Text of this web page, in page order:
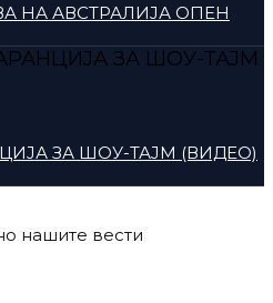
НА АВСТРАЛИЈА ОПЕН
ЗА ШОУ-ТАЈМ (ВИДЕО)
нашите вести